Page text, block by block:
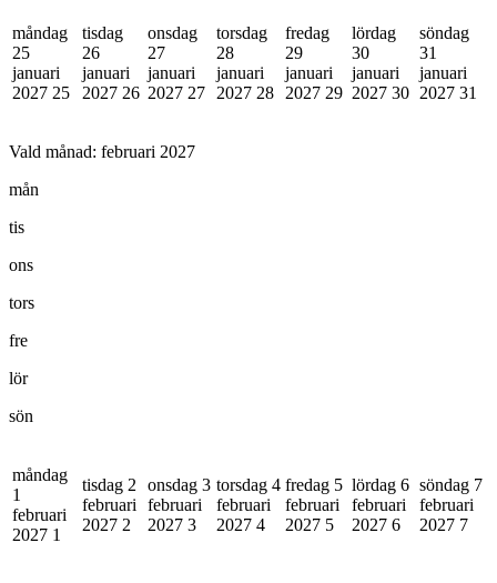
måndag
25
januari
2027 25
tisdag
26
januari
2027 26
onsdag
27
januari
2027 27
torsdag
28
januari
2027 28
fredag
29
januari
2027 29
lördag
30
januari
2027 30
söndag
31
januari
2027 31
Vald månad: februari 2027
mån
tis
ons
tors
fre
lör
sön
måndag
1
februari
2027 1
tisdag 2
februari
2027 2
onsdag 3
februari
2027 3
torsdag 4
februari
2027 4
fredag 5
februari
2027 5
lördag 6
februari
2027 6
söndag 7
februari
2027 7